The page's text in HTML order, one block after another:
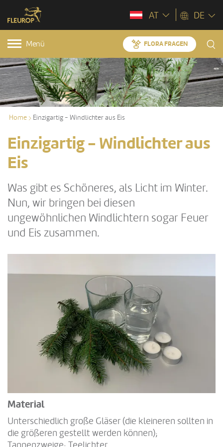
AT DE
Menü FLORA FRAGEN
Home Einzigartig - Windlichter aus Eis
Einzigartig - Windlichter aus
Eis
Was gibt es Schöneres, als Licht im Winter.
Nun, wir bringen bei diesen
ungewöhnlichen Windlichtern sogar Feuer
und Eis zusammen.
Material
Unterschiedlich große Gläser (die kleineren sollten in
die größeren gestellt werden können);